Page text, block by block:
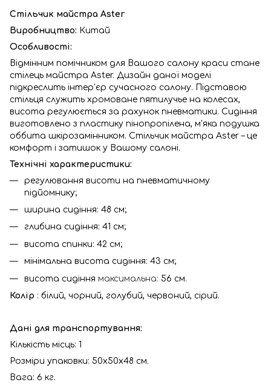
Стільчик майстра Aster
Виробництво: Китай
Особливості:
Відмінним помічником для Вашого салону краси стане
стілець майстра Aster. Дизайн даної моделі
підкреслить інтер'єр сучасного салону. Підставою
стільця служить хромоване пятилучье на колесах,
висота регулюється за рахунок пневматики. Сидіння
виготовлено з пластику пінопропілена, м'яка подушка
оббита шкірозамінником. Стільчик майстра Aster – це
комфорт і затишок у Вашому салоні.
Технічні характеристики:
регулювання висоти на пневматичному
підйомнику;
ширина сидіння: 48 см;
глибина сидіння: 41 см;
висота спинки: 42 см;
мінімальна висота сидіння: 43 см;
висота сидіння максимальна: 56 см.
Колір : білий, чорний, голубий, червоний, сірий.
Дані для транспортування:
Кількість місць: 1
Розміри упаковки: 50х50х48 см.
Вага: 6 кг.